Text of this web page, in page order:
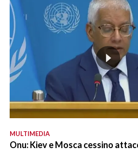
MULTIMEDIA
Onu: Kiev e Mosca cessino